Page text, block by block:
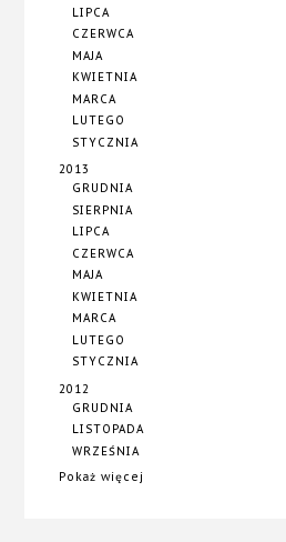
LIPCA
CZERWCA
MAJA
KWIETNIA
MARCA
LUTEGO
STYCZNIA
2013
GRUDNIA
SIERPNIA
LIPCA
CZERWCA
MAJA
KWIETNIA
MARCA
LUTEGO
STYCZNIA
2012
GRUDNIA
LISTOPADA
WRZEŚNIA
Pokaż więcej